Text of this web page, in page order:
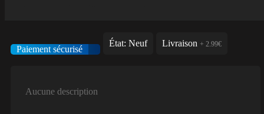
Paiement sécurisé
État: Neuf Livraison + 2.99€
Aucune description